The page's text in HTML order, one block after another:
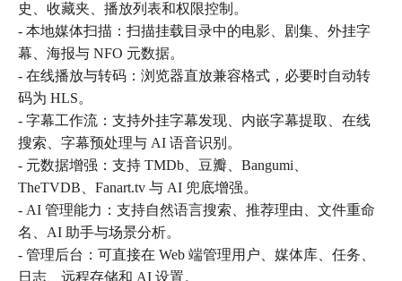
史、收藏夹、播放列表和权限控制。
- 本地媒体扫描：扫描挂载目录中的电影、剧集、外挂字
幕、海报与 NFO 元数据。
- 在线播放与转码：浏览器直放兼容格式，必要时自动转
码为 HLS。
- 字幕工作流：支持外挂字幕发现、内嵌字幕提取、在线
搜索、字幕预处理与 AI 语音识别。
- 元数据增强：支持 TMDb、豆瓣、Bangumi、
TheTVDB、Fanart.tv 与 AI 兜底增强。
- AI 管理能力：支持自然语言搜索、推荐理由、文件重命
名、AI 助手与场景分析。
- 管理后台：可直接在 Web 端管理用户、媒体库、任务、
日志、远程存储和 AI 设置。